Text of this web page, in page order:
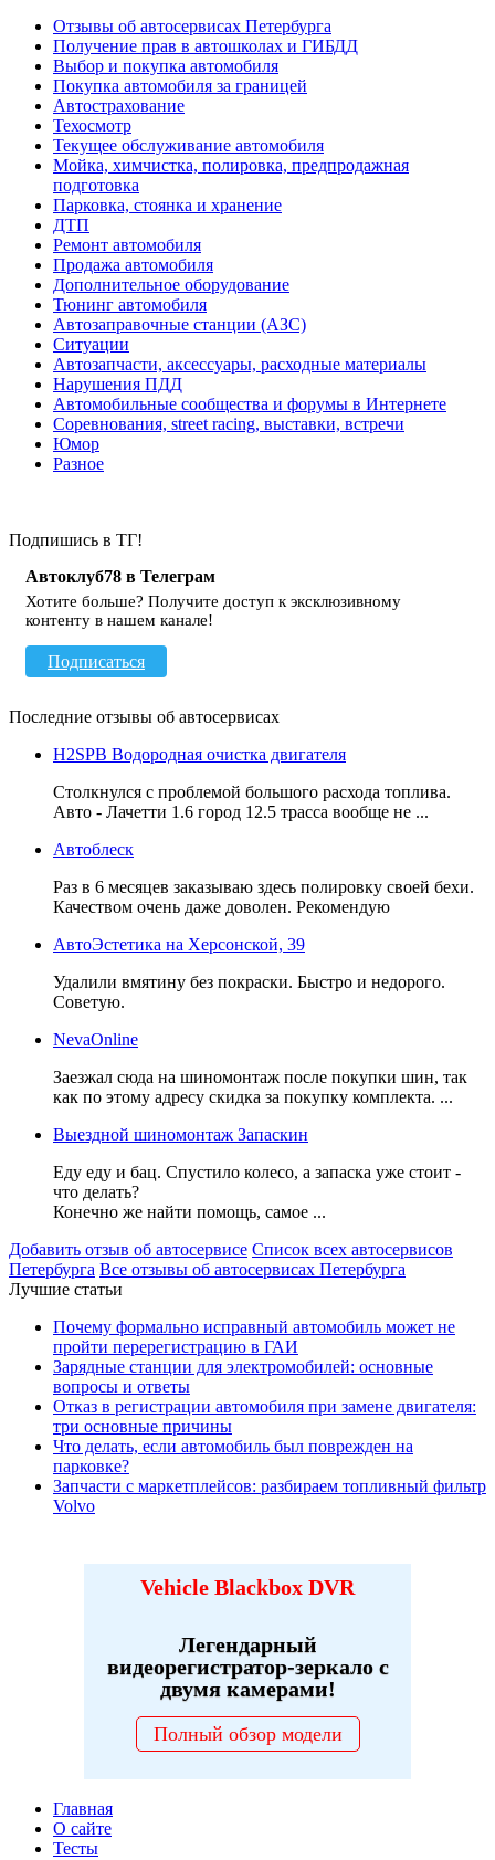
Отзывы об автосервисах Петербурга
Получение прав в автошколах и ГИБДД
Выбор и покупка автомобиля
Покупка автомобиля за границей
Автострахование
Техосмотр
Текущее обслуживание автомобиля
Мойка, химчистка, полировка, предпродажная
подготовка
Парковка, стоянка и хранение
ДТП
Ремонт автомобиля
Продажа автомобиля
Дополнительное оборудование
Тюнинг автомобиля
Автозаправочные станции (АЗС)
Ситуации
Автозапчасти, аксессуары, расходные материалы
Нарушения ПДД
Автомобильные сообщества и форумы в Интернете
Соревнования, street racing, выставки, встречи
Юмор
Разное
Подпишись в ТГ!
Автоклуб78 в Телеграм
Хотите больше? Получите доступ к эксклюзивному
контенту в нашем канале!
Подписаться
Последние отзывы об автосервисах
H2SPB Водородная очистка двигателя
Столкнулся с проблемой большого расхода топлива.
Авто - Лачетти 1.6 город 12.5 трасса вообще не ...
Автоблеск
Раз в 6 месяцев заказываю здесь полировку своей бехи.
Качеством очень даже доволен. Рекомендую
АвтоЭстетика на Херсонской, 39
Удалили вмятину без покраски. Быстро и недорого.
Советую.
NevaOnline
Заезжал сюда на шиномонтаж после покупки шин, так
как по этому адресу скидка за покупку комплекта. ...
Выездной шиномонтаж Запаскин
Еду еду и бац. Спустило колесо, а запаска уже стоит -
что делать?
Конечно же найти помощь, самое ...
Добавить отзыв об автосервисе Список всех автосервисов
Петербурга Все отзывы об автосервисах Петербурга
Лучшие статьи
Почему формально исправный автомобиль может не
пройти перерегистрацию в ГАИ
Зарядные станции для электромобилей: основные
вопросы и ответы
Отказ в регистрации автомобиля при замене двигателя:
три основные причины
Что делать, если автомобиль был поврежден на
парковке?
Запчасти с маркетплейсов: разбираем топливный фильтр
Volvo
Vehicle Blackbox DVR
Легендарный
видеорегистратор-зеркало с
двумя камерами!
Полный обзор модели
Главная
О сайте
Тесты